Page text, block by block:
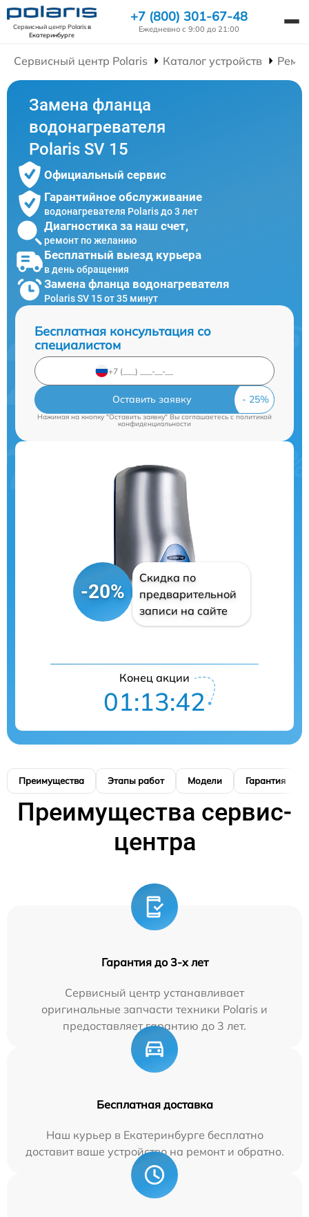
Сервисный центр Polarisв
Екатеринбурге
+7 (800) 301-67-48
Ежедневно с 9:00 до 21:00
Сервисный центр Polaris Каталог устройств
Замена фланца
водонагревателя
Polaris SV 15
Официальный сервис
Гарантийное обслуживание
водонагревателя Polaris до 3 лет
Диагностика за наш счет,
ремонт по желанию
Бесплатный выезд курьера
в день обращения
Замена фланца водонагревателя
Polaris SV 15 от 35 минут
Бесплатная консультация со
специалистом
Оставить заявку
Нажимая на кнопку "Оставить заявку" Вы соглашаетесь cполитикой
конфиденциальности
-20%
Скидка по
предварительной
записи на сайте
Конец акции
01:13:41
Преимущества Этапы работ Модели Гарантия
Преимущества сервис-
центра
Гарантия до 3-х лет
Сервисный центр устанавливает
оригинальные запчасти техники Polaris и
предоставляет гарантию до 3 лет.
Бесплатная доставка
Наш курьер в Екатеринбурге бесплатно
доставит ваше устройство на ремонт и обратно.